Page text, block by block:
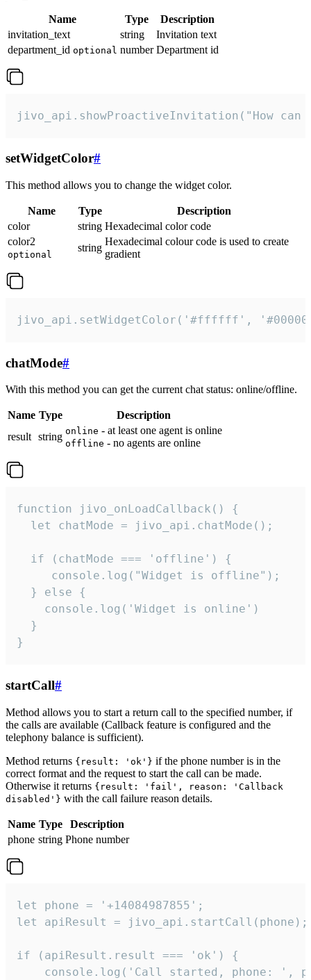
Name Type
Description
invitation_text
string
Invitation text
department_id optional number Department id
jivo_api.showProactiveInvitation("How
setWidgetColor#
This method allows you to change the widget color.
Name Type
Description
color
string Hexadecimal color code
color2
optional
string
Hexadecimal colour code is used to create
gradient
jivo_api.setWidgetColor('#ffffff',
chatMode#
With this method you can get the current chat status: online/offline.
Name Type
Description
result string online - at least one agent is online
offline - no agents are online
function jivo_onLoadCallback() {
  let chatMode = jivo_api.chatMode();
  if (chatMode === 'offline') {
     console.log("Widget is offline");
  } else {
    console.log('Widget is online')
  }
}
startCall#
Method allows you to start a return call to the specified number, if
the calls are available (Callback feature is configured and the
telephony balance is sufficient).
Method returns {result: 'ok'} if the phone number is in the
correct format and the request to start the call can be made.
Otherwise it returns {result: 'fail', reason: 'Callback
disabled'} with the call failure reason details.
Name Type
Description
phone string Phone number
let phone = '+14084987855';
let apiResult = jivo_api.startCall(phone);
if (apiResult.result === 'ok') {
console.log('Call started, phone: ',